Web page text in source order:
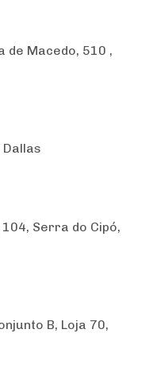
de Macedo, 510 ,
Dallas
Serra do Cipó,
B, Loja 70,